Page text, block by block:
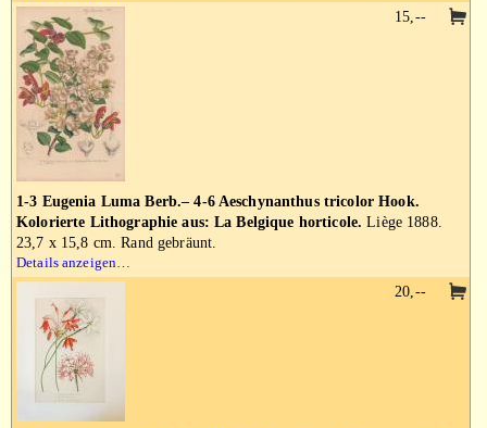
1-3 Eugenia Luma Berb.– 4-6 Aeschynanthus tricolor Hook.
Kolorierte Lithographie aus: La Belgique horticole. Liège 1888.
23,7 x 15,8 cm. Rand gebräunt.
Details anzeigen…
15,--
20,--